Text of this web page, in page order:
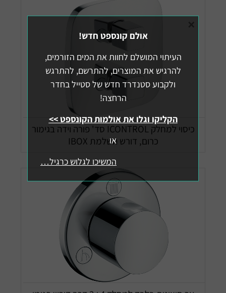
כיסוי למחלק ICONTROL סד' פורה וידה בגימור
כרום, דורש השלמת IBOX
אולם קונספט חדש!
העיתוי המושלם לחוות את המים הזורמים,
להרגיש את המוצרים, להתרשם, להתרגש
ולקבוע סטנדרד חדש של סטייל בחדר
הרחצה!
הקליקו וגלו את אולמות הקונספט >>
או
המשיכו לגלוש כרגיל…